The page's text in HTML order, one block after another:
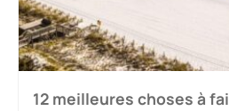
12 meilleures choses à